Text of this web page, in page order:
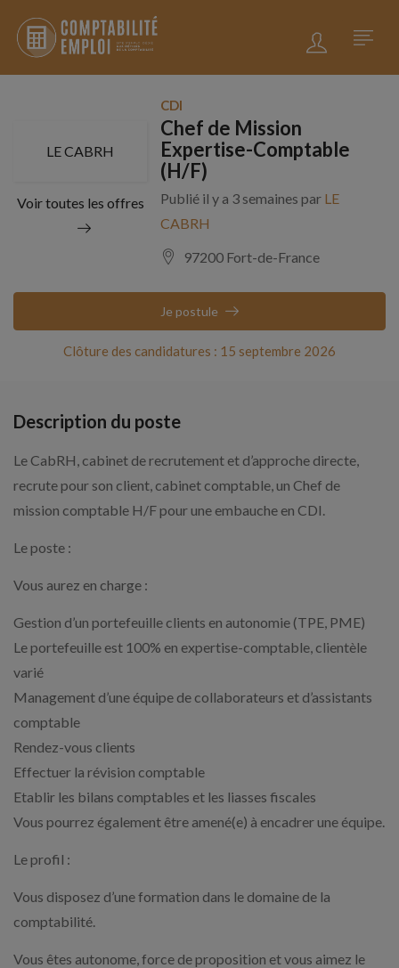
LE CABRH
Voir toutes les offres
CDI
Chef de Mission
Expertise-Comptable
(H/F)
Publié il y a 3 semaines par LE
CABRH
97200 Fort-de-France
Clôture des candidatures : 15 septembre 2026
Je postule
Description du poste
Le CabRH, cabinet de recrutement et d’approche directe,
recrute pour son client, cabinet comptable, un Chef de
mission comptable H/F pour une embauche en CDI.
Le poste :
Vous aurez en charge :
Gestion d’un portefeuille clients en autonomie (TPE, PME)
Le portefeuille est 100% en expertise-comptable, clientèle
varié
Management d’une équipe de collaborateurs et d’assistants
comptable
Rendez-vous clients
Effectuer la révision comptable
Etablir les bilans comptables et les liasses fiscales
Vous pourrez également être amené(e) à encadrer une équipe.
Le profil :
Vous disposez d’une formation dans le domaine de la
comptabilité.
Vous êtes autonome, force de proposition et vous aimez le